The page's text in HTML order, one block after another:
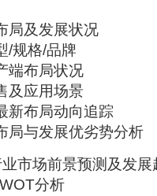
局及发展状况
/规格/品牌
端布局状况
及应用场景
新布局动向追踪
局与发展优劣势分析
市场前景预测及发展
分析